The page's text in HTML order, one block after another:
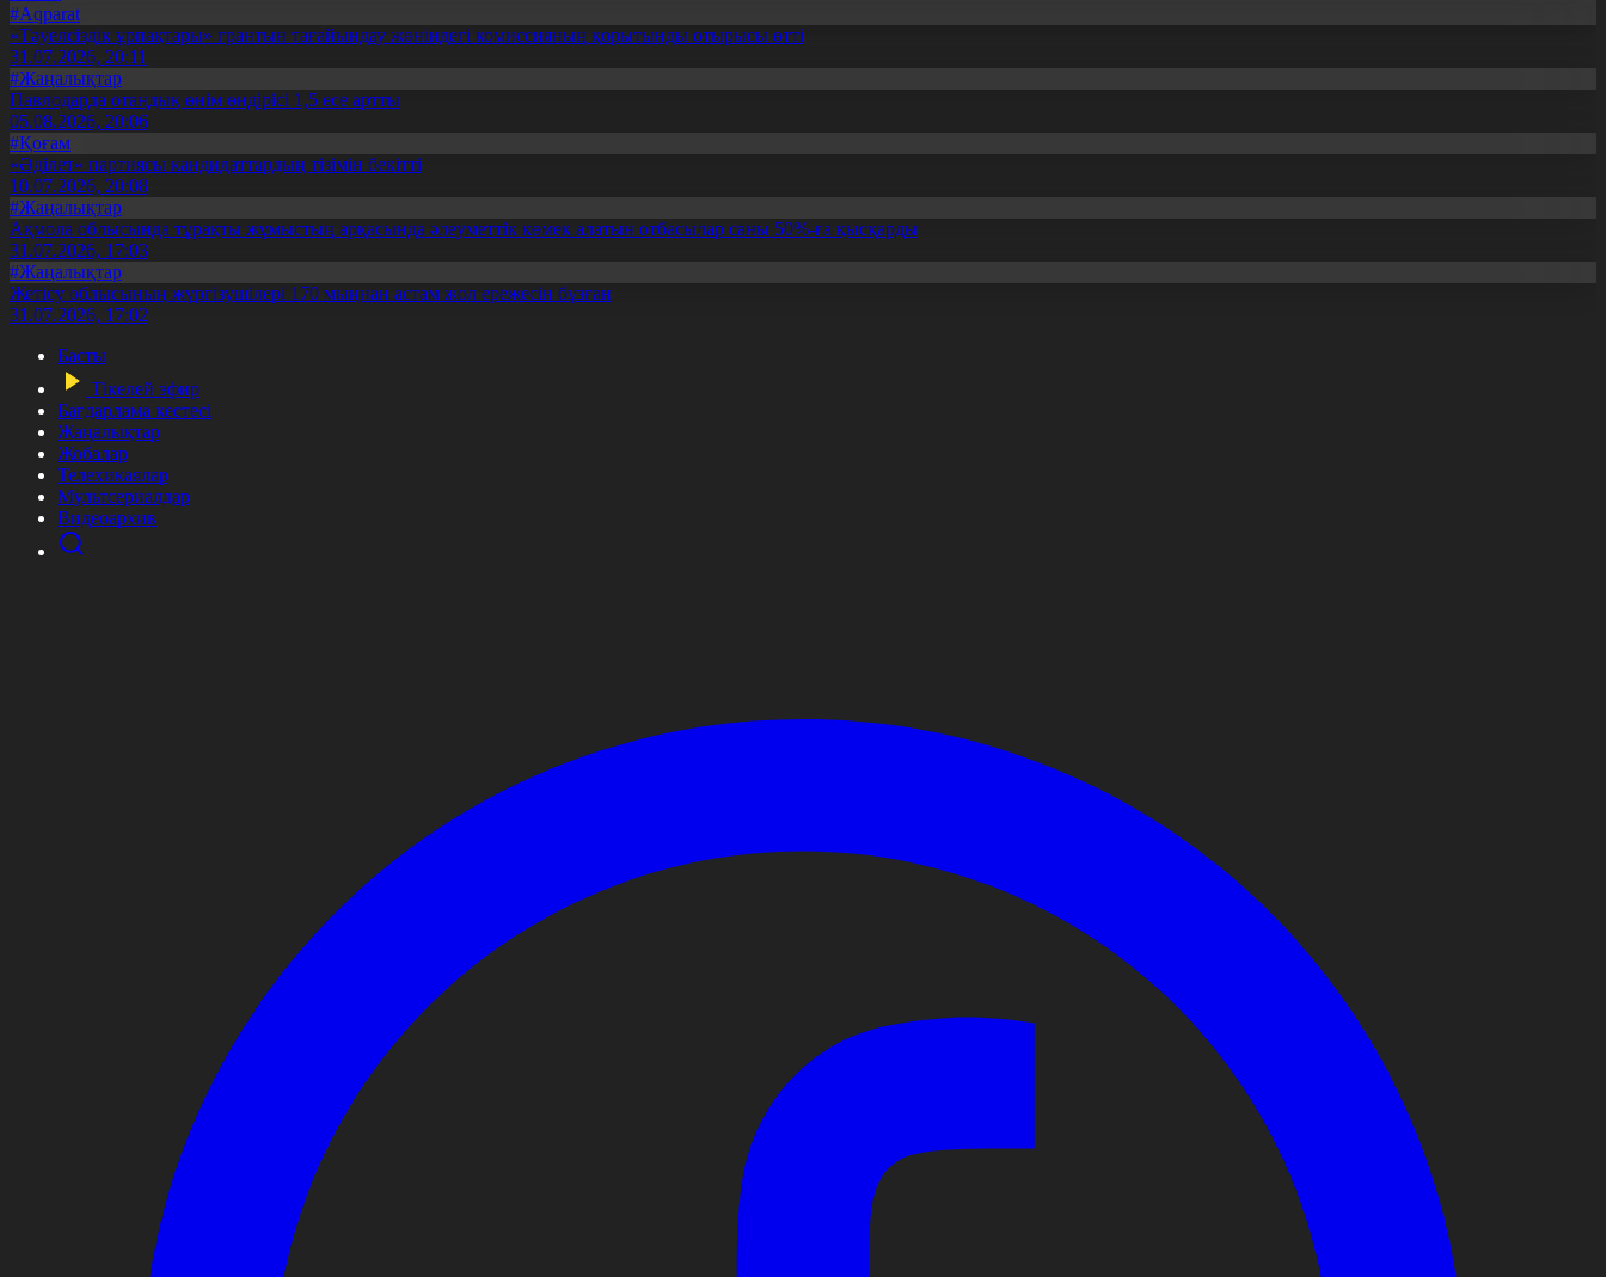
#Aqparat
«Тәуелсіздік ұрпақтары» грантын тағайындау жөніндегі комиссияның қорытынды отырысы өтті
31.07.2026, 20:11
#Жаңалықтар
Павлодарда отандық өнім өндірісі 1,5 есе артты
05.08.2026, 20:06
#Қоғам
«Әділет» партиясы кандидаттардың тізімін бекітті
10.07.2026, 20:08
#Жаңалықтар
Ақмола облысында тұрақты жұмыстың арқасында әлеуметтік көмек алатын отбасылар саны 50%-ға қысқарды
31.07.2026, 17:03
#Жаңалықтар
Жетісу облысының жүргізушілері 170 мыңнан астам жол ережесін бұзған
31.07.2026, 17:02
Басты
Тікелей эфир
Бағдарлама кестесі
Жаңалықтар
Жобалар
Телехикаялар
Мультсериалдар
Видеоархив